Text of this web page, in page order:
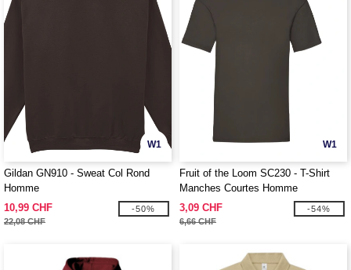
W1
Gildan GN910 - Sweat Col Rond
Homme
10,99 CHF
22,08 CHF
-50%
W1
Fruit of the Loom SC230 - T-Shirt
Manches Courtes Homme
3,09 CHF
6,66 CHF
-54%